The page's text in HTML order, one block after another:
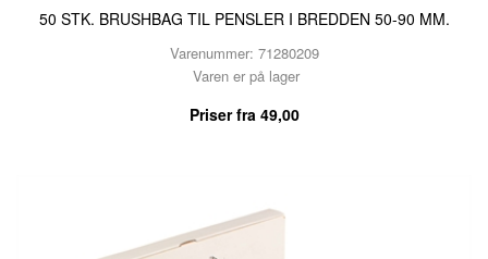
50 STK. BRUSHBAG TIL PENSLER I BREDDEN 50-90 MM.
Varenummer: 71280209
Varen er på lager
Priser fra 49,00